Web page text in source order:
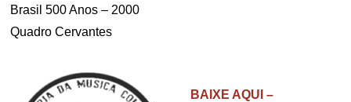
Brasil 500 Anos – 2000
Quadro Cervantes
BAIXE AQUI –